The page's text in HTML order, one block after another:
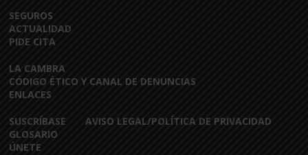
SEGUROS
ACTUALIDAD
PIDE CITA
LA CAMBRA
CÓDIGO ÉTICO Y CANAL DE DENUNCIAS
ENLACES
SUSCRÍBASE
GLOSARIO
ÚNETE
AVISO LEGAL/POLÍTICA DE PRIVACIDAD